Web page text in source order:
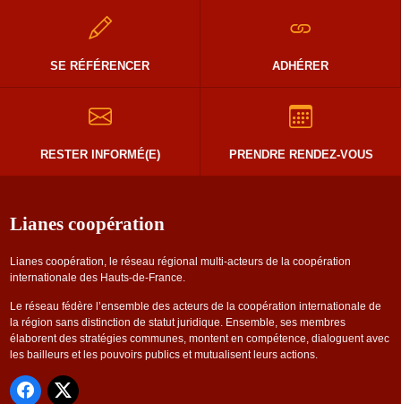
SE RÉFÉRENCER ADHÉRER
RESTER INFORMÉ(E) PRENDRE RENDEZ-VOUS
Lianes coopération
Lianes coopération, le réseau régional multi-acteurs de la coopération
internationale des Hauts-de-France.
Le réseau fédère l’ensemble des acteurs de la coopération internationale de
la région sans distinction de statut juridique. Ensemble, ses membres
élaborent des stratégies communes, montent en compétence, dialoguent avec
les bailleurs et les pouvoirs publics et mutualisent leurs actions.